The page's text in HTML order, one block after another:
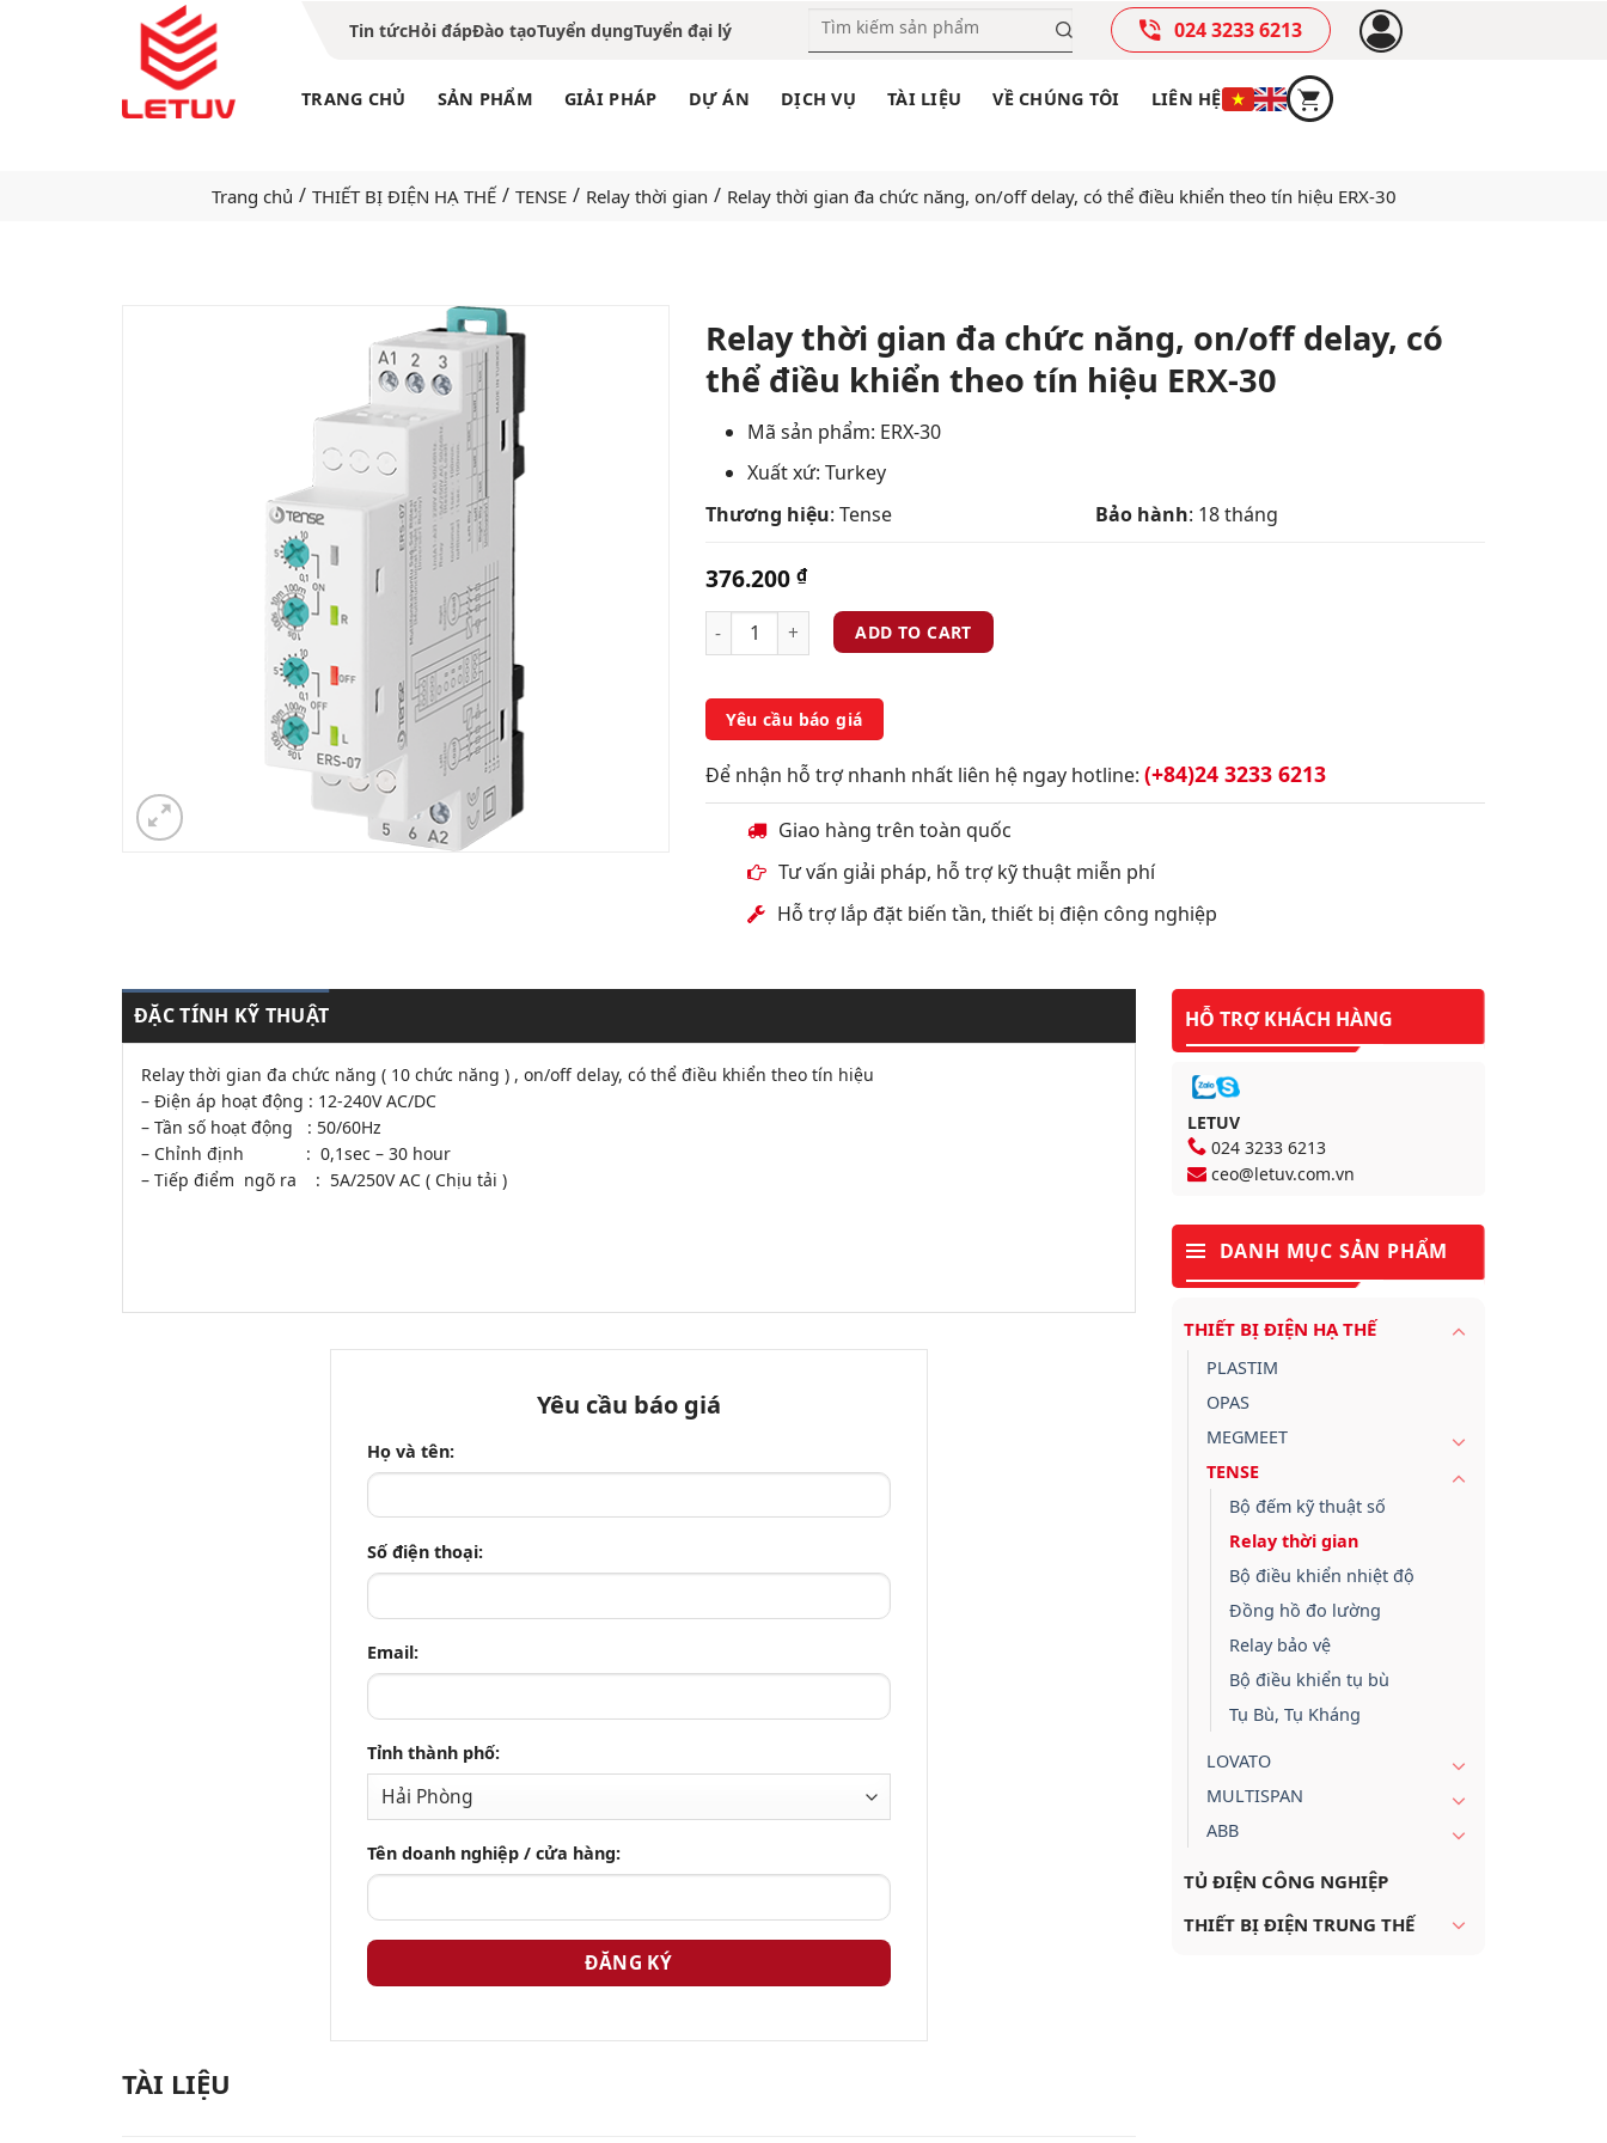
Tin tứcHỏi đápĐào tạoTuyển dụngTuyển đại lý 024 3233 6213
TRANG CHỦ SẢN PHẨM GIẢI PHÁP DỰ ÁN DỊCH VỤ TÀI LIỆU VỀ CHÚNG TÔI LIÊN HỆ
Trang chủ / THIẾT BỊ ĐIỆN HẠ THẾ / TENSE / Relay thời gian / Relay thời gian đa chức năng, on/off delay, có thể điều khiển theo tín hiệu ERX-30
Relay thời gian đa chức năng, on/off delay, có
thể điều khiển theo tín hiệu ERX-30
Mã sản phẩm: ERX-30
Xuất xứ: Turkey
Thương hiệu: Tense Bảo hành: 18 tháng
376.200 ₫
ADD TO CART
Yêu cầu báo giá
Để nhận hỗ trợ nhanh nhất liên hệ ngay hotline: (+84)24 3233 6213
Giao hàng trên toàn quốc
Tư vấn giải pháp, hỗ trợ kỹ thuật miễn phí
Hỗ trợ lắp đặt biến tần, thiết bị điện công nghiệp
ĐẶC TÍNH KỸ THUẬT
Relay thời gian đa chức năng ( 10 chức năng ) , on/off delay, có thể điều khiển theo tín hiệu
– Điện áp hoạt động : 12-240V AC/DC
– Tần số hoạt động : 50/60Hz
– Chỉnh định : 0,1sec – 30 hour
– Tiếp điểm ngõ ra : 5A/250V AC ( Chịu tải )
Yêu cầu báo giá
Họ và tên:
Số điện thoại:
Email:
Tỉnh thành phố:
Tên doanh nghiệp / cửa hàng:
TÀI LIỆU
HỖ TRỢ KHÁCH HÀNG
LETUV
024 3233 6213
ceo@letuv.com.vn
DANH MỤC SẢN PHẨM
THIẾT BỊ ĐIỆN HẠ THẾ
PLASTIM
OPAS
MEGMEET
TENSE
Bộ đếm kỹ thuật số
Relay thời gian
Bộ điều khiển nhiệt độ
Đồng hồ đo lường
Relay bảo vệ
Bộ điều khiển tụ bù
Tụ Bù, Tụ Kháng
LOVATO
MULTISPAN
ABB
TỦ ĐIỆN CÔNG NGHIỆP
THIẾT BỊ ĐIỆN TRUNG THẾ